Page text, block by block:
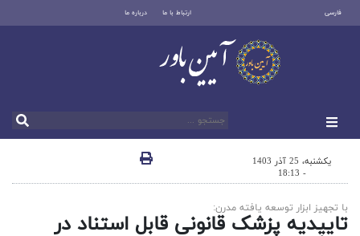
فارسی ارتباط با ما درباره ما
یکشنبه، 25 آذر 1403
- 18:13
با تجهیز ابزار توسعه یافته مدرن:
تاییدیه پزشک قانونی قابل استناد در